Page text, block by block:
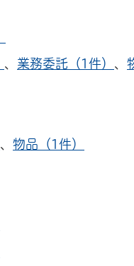
、 業務委託（1件） 、
、 物品（1件）